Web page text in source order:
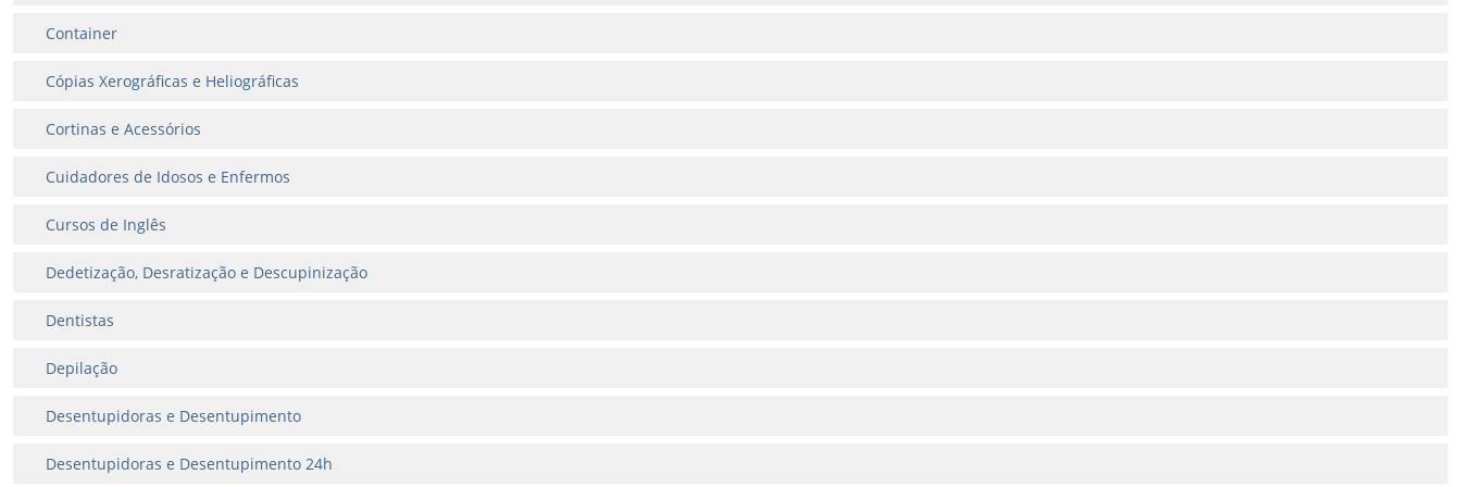
Container
Cópias Xerográficas e Heliográficas
Cortinas e Acessórios
Cuidadores de Idosos e Enfermos
Cursos de Inglês
Dedetização, Desratização e Descupinização
Dentistas
Depilação
Desentupidoras e Desentupimento
Desentupidoras e Desentupimento 24h